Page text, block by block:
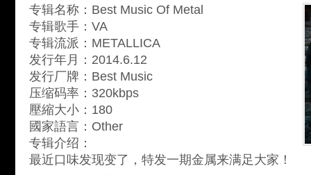
专辑名称：Best Music Of Metal
专辑歌手：VA
专辑流派：METALLICA
发行年月：2014.6.12
发行厂牌：Best Music
压缩码率：320kbps
壓縮大小：180
國家語言：Other
专辑介绍：
最近口味发现变了，特发一期金属来满足大家！